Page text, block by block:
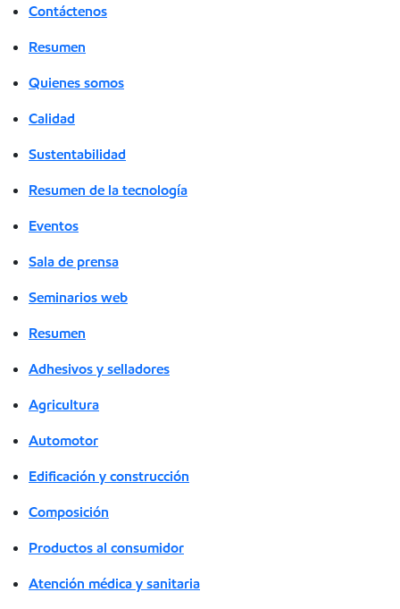
Contáctenos
Resumen
Quienes somos
Calidad
Sustentabilidad
Resumen de la tecnología
Eventos
Sala de prensa
Seminarios web
Resumen
Adhesivos y selladores
Agricultura
Automotor
Edificación y construcción
Composición
Productos al consumidor
Atención médica y sanitaria